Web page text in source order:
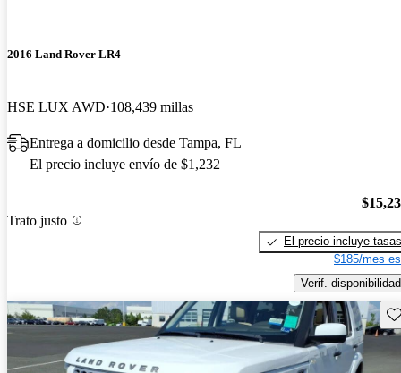
2016 Land Rover LR4
HSE LUX AWD 108,439 millas
Entrega a domicilio desde Tampa, FL
El precio incluye envío de $1,232
Trato justo
El precio incluye tasas
$185/mes
Verif. disponibilidad